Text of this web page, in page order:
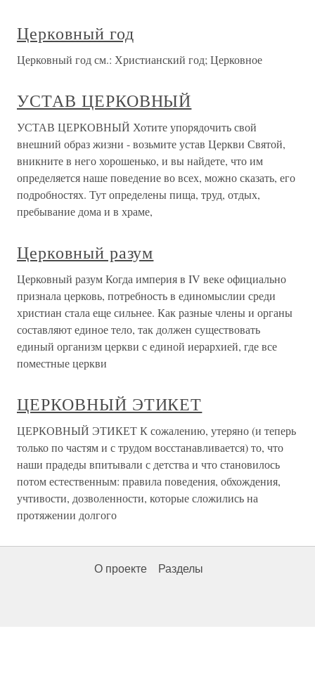
Церковный год
Церковный год см.: Христианский год; Церковное
УСТАВ ЦЕРКОВНЫЙ
УСТАВ ЦЕРКОВНЫЙ Хотите упорядочить свой
внешний образ жизни - возьмите устав Церкви Святой,
вникните в него хорошенько, и вы найдете, что им
определяется наше поведение во всех, можно сказать, его
подробностях. Тут определены пища, труд, отдых,
пребывание дома и в храме,
Церковный разум
Церковный разум Когда империя в IV веке официально
признала церковь, потребность в единомыслии среди
христиан стала еще сильнее. Как разные члены и органы
составляют единое тело, так должен существовать
единый организм церкви с единой иерархией, где все
поместные церкви
ЦЕРКОВНЫЙ ЭТИКЕТ
ЦЕРКОВНЫЙ ЭТИКЕТ К сожалению, утеряно (и теперь
только по частям и с трудом восстанавливается) то, что
наши прадеды впитывали с детства и что становилось
потом естественным: правила поведения, обхождения,
учтивости, дозволенности, которые сложились на
протяжении долгого
О проекте Разделы